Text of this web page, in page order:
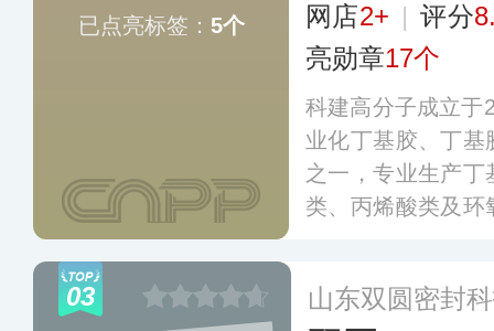
已点亮标签： 5个
网店2+ | 评分
亮勋章17个
科建高分子成立于
业化丁基胶、丁
之一，专业生产
类、丙烯酸类及
03 山东双圆密封